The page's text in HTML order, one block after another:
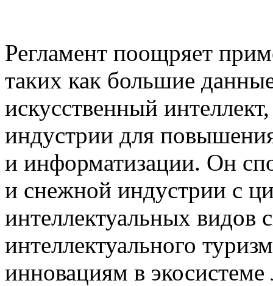
Регламент поощряет
таких как большие
искусственный
индустрии для
и информатизации. Он
и снежной индустрии с
интеллектуальных видов
интеллектуального
инновациям в